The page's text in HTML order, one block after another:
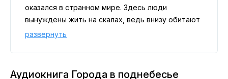
оказался в странном мире. Здесь люди
вынуждены жить на скалах, ведь внизу обитают
ужасные чудовища. Здесь энергия жизни с
полезные явления. А самым популярным
развернуть
Аудиокнига Города в поднебесье